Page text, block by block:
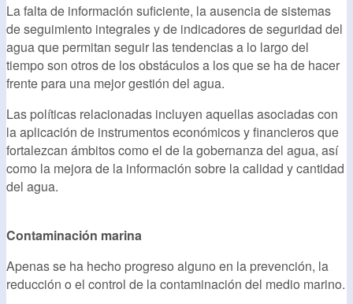
La falta de información suficiente, la ausencia de sistemas
de seguimiento integrales y de indicadores de seguridad del
agua que permitan seguir las tendencias a lo largo del
tiempo son otros de los obstáculos a los que se ha de hacer
frente para una mejor gestión del agua.
Las políticas relacionadas incluyen aquellas asociadas con
la aplicación de instrumentos económicos y financieros que
fortalezcan ámbitos como el de la gobernanza del agua, así
como la mejora de la información sobre la calidad y cantidad
del agua.
Contaminación marina
Apenas se ha hecho progreso alguno en la prevención, la
reducción o el control de la contaminación del medio marino.